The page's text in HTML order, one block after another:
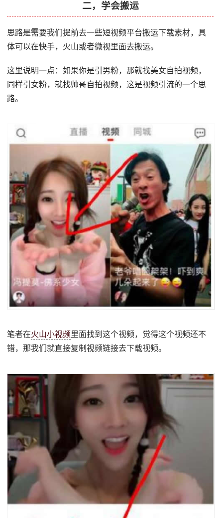
二，学会搬运
思路是需要我们提前去一些短视频平台搬运下载素材，具
体可以在快手，火山或者微视里面去搬运。
这里说明一点：如果你是引男粉，那就找美女自拍视频，
同样引女粉，就找帅哥自拍视频，这是视频引流的一个思
路。
笔者在火山小视频里面找到这个视频，觉得这个视频还不
错，那我们就直接复制视频链接去下载视频。